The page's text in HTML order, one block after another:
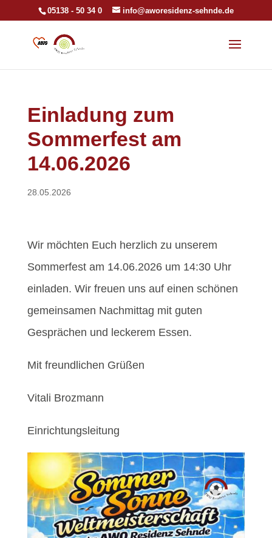
05138 - 50 34 0 info@aworesidenz-sehnde.de
Einladung zum
Sommerfest am
14.06.2026
28.05.2026
Wir möchten Euch herzlich zu unserem
Sommerfest am 14.06.2026 um 14:30 Uhr
einladen. Wir freuen uns auf einen schönen
gemeinsamen Nachmittag mit guten
Gesprächen und leckerem Essen.
Mit freundlichen Grüßen
Vitali Brozmann
Einrichtungsleitung